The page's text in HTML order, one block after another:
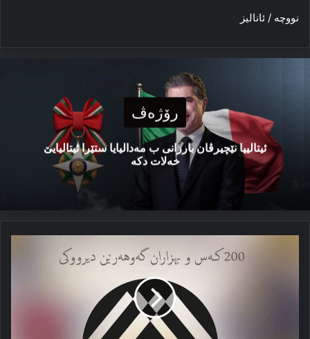
نووچه‌ / ئانالیز
رۆژەڤ
ئیتالییا نێچیرڤان بارزانی ب مەدالیایا ستێرا ئیتالیایێ
خەلات دکە
خەباتکار